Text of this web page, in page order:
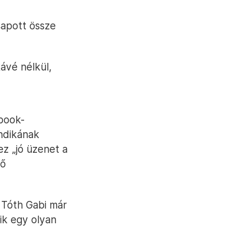
össze
nélkül,
„jó üzenet a
Gabi már
egy olyan